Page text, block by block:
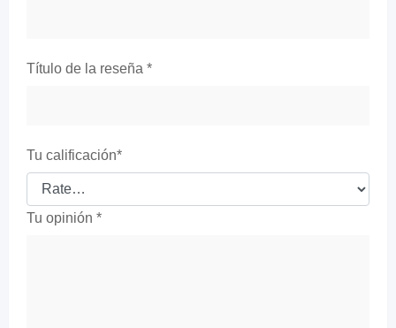
Título de la reseña *
Tu calificación*
Tu opinión *